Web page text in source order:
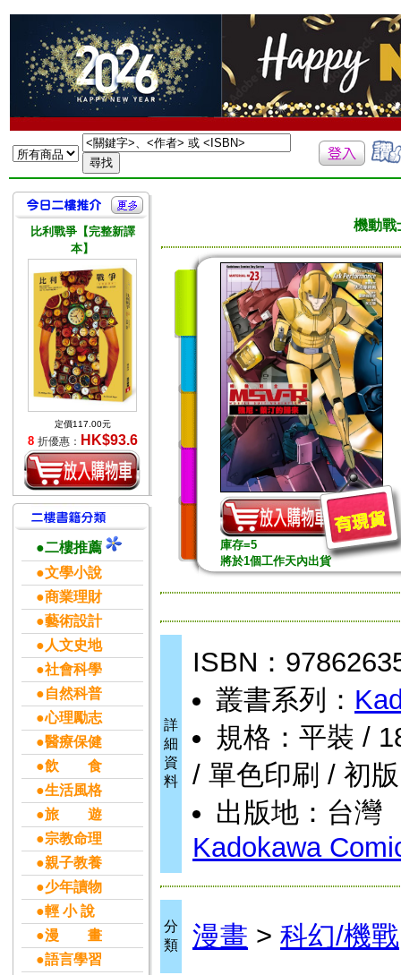
比利戰爭【完整新譯
本】
定價117.00元
8 折優惠： HK$93.6
●二樓推薦
●文學小說
●商業理財
●藝術設計
●人文史地
●社會科學
●自然科普
●心理勵志
●醫療保健
●飲 食
●生活風格
●旅 遊
●宗教命理
●親子教養
●少年讀物
●輕 小 說
●漫 畫
●語言學習
機動戰
庫存=5
將於1個工作天內出貨
詳
細
資
料
ISBN：
叢書系列：
規格：平裝 /
/ 單色印刷 / 初版
出版地：台灣
Kadokawa
分
類
漫畫 > 科幻/機戰